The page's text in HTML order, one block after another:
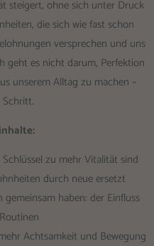
steigert, ohne sich unter Druck
die sich wie fast schon
versprechen und uns
geht es nicht darum, Perfektion
unserem Alltag zu machen –
zu mehr Vitalität sind
durch neue ersetzt
gemeinsam haben: der Einfluss
Achtsamkeit und Bewegung